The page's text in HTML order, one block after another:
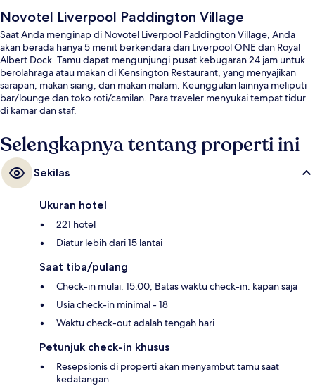
Novotel Liverpool Paddington Village
Saat Anda menginap di Novotel Liverpool Paddington Village, Anda
akan berada hanya 5 menit berkendara dari Liverpool ONE dan Royal
Albert Dock. Tamu dapat mengunjungi pusat kebugaran 24 jam untuk
berolahraga atau makan di Kensington Restaurant, yang menyajikan
sarapan, makan siang, dan makan malam. Keunggulan lainnya meliputi
bar/lounge dan toko roti/camilan. Para traveler menyukai tempat tidur
di kamar dan staf.
Selengkapnya tentang properti ini
Sekilas
Ukuran hotel
221 hotel
Diatur lebih dari 15 lantai
Saat tiba/pulang
Check-in mulai: 15.00; Batas waktu check-in: kapan saja
Usia check-in minimal - 18
Waktu check-out adalah tengah hari
Petunjuk check-in khusus
Resepsionis di properti akan menyambut tamu saat
kedatangan